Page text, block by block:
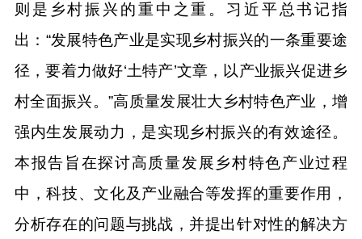
则是乡村振兴的重中之重。习近平总书记指
出：“发展特色产业是实现乡村振兴的一条重要途
径，要着力做好‘土特产’文章，以产业振兴促进乡
村全面振兴。”高质量发展壮大乡村特色产业，增
强内生发展动力，是实现乡村振兴的有效途径。
本报告旨在探讨高质量发展乡村特色产业过程
中，科技、文化及产业融合等发挥的重要作用，
分析存在的问题与挑战，并提出针对性的解决方